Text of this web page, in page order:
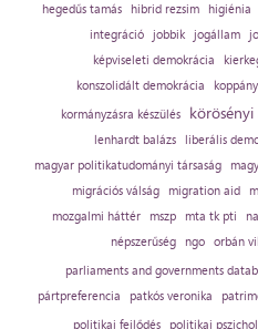
hegedűs tamás
hibrid rezsim higiénia
integráció
jobbik jogállam
képviseleti demokrácia
konszolidált demokrácia
kormányzásra készülés
körösényi
lenhardt balázs
liberális
magyar politikatudományi társaság
migrációs válság
migration aid
mozgalmi háttér
mszp mta tk pti
népszerűség
ngo orbán
parliaments and governments
pártpreferencia patkós veronika
politikai fejlődés
politikai